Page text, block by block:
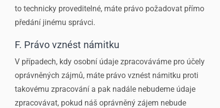
to technicky proveditelné, máte právo požadovat přímo
předání jinému správci.
F. Právo vznést námitku
V případech, kdy osobní údaje zpracováváme pro účely
oprávněných zájmů, máte právo vznést námitku proti
takovému zpracování a pak nadále nebudeme údaje
zpracovávat, pokud náš oprávněný zájem nebude